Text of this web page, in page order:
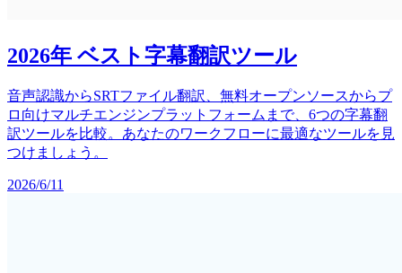
2026年 ベスト字幕翻訳ツール
音声認識からSRTファイル翻訳、無料オープンソースからプ
ロ向けマルチエンジンプラットフォームまで、6つの字幕翻
訳ツールを比較。あなたのワークフローに最適なツールを見
つけましょう。
2026/6/11